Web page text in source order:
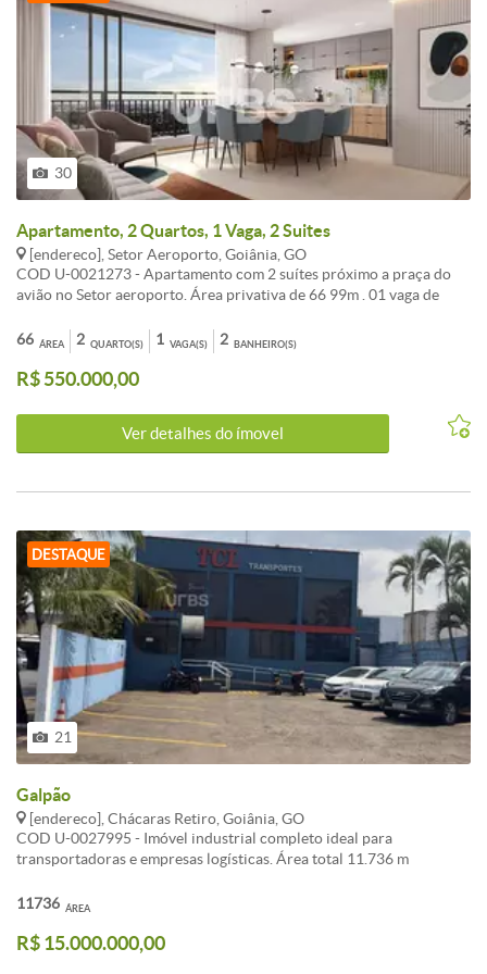
30
Apartamento, 2 Quartos, 1 Vaga, 2 Suites
[endereco], Setor Aeroporto, Goiânia, GO
COD U-0021273 - Apartamento com 2 suítes próximo a praça do
avião no Setor aeroporto. Área privativa de 66 99m . 01 vaga de
Partini está estrategicamente localizado na Rua 17-A no Setor
Aeroporto. Oferece instalações modernas e sofisticadas com
plantas inteligentes adaptáveis. A área de lazer completa inclui
espaços fitness piscinas salão de festas playground espaço kids
lounge área para churrasco e sauna. - Informações Atualizadas em
ÁREA
66 QUARTO(S)
2 VAGA(S)
1 BANHEIRO(S)
2
R$ 550.000,00
Ver detalhes do ímovel
DESTAQUE
21
Galpão
[endereco], Chácaras Retiro, Goiânia, GO
COD U-0027995 - Imóvel industrial completo ideal para
transportadoras e empresas logísticas. Área total 11.736 m
Norte próximo à Cargill e ao CD da JSL. Destaques Três galpões
estacionamento de caminhões Prédio administrativo moderno com
ÁREA
11736
R$ 15.000.000,00